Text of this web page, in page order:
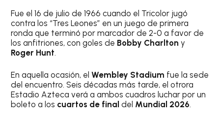
Fue el 16 de julio de 1966 cuando el Tricolor jugó
contra los “Tres Leones” en un juego de primera
ronda que terminó por marcador de 2-0 a favor de
los anfitriones, con goles de Bobby Charlton y
Roger Hunt.
En aquella ocasión, elWembley Stadium fue la sede
del encuentro. Seis décadas más tarde, el otrora
Estadio Azteca verá a ambos cuadros luchar por un
boleto a los cuartos de final del Mundial 2026.